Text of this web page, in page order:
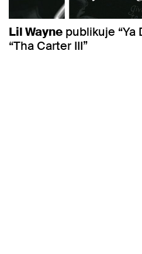
Lil Wayne publikuje “Ya
“Tha Carter III”